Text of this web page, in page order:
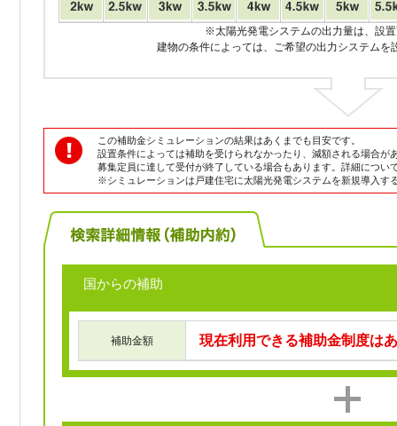
※太陽光発電システムの出力量は、設
建物の条件によっては、ご希望の出力システムを
この補助金シミュレーションの結果はあくまでも目安です。
設置条件によっては補助を受けられなかったり、減額される場合が
募集定員に達して受付が終了している場合もあります。詳細につい
※シミュレーションは戸建住宅に太陽光発電システムを新規導入す
国からの補助
補助金額 現在利用できる補助金制度は